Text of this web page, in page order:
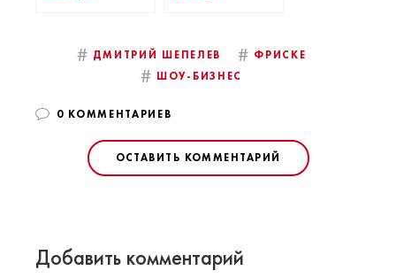
# ДМИТРИЙ ШЕПЕЛЕВ # ФРИСКЕ
# ШОУ-БИЗНЕС
0 КОММЕНТАРИЕВ
ОСТАВИТЬ КОММЕНТАРИЙ
Добавить комментарий